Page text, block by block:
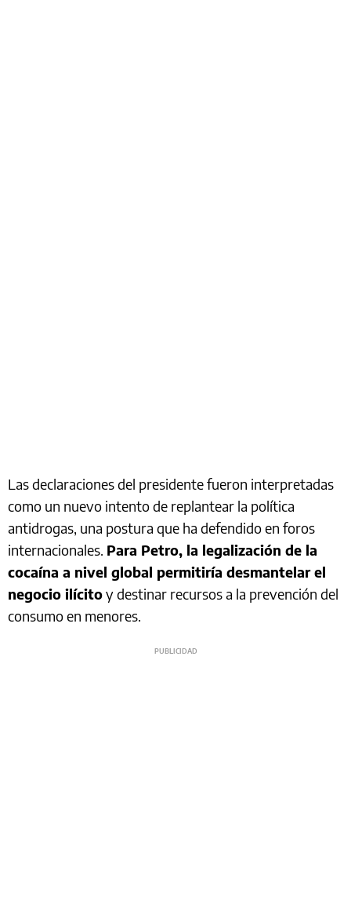
Las declaraciones del presidente fueron interpretadas
como un nuevo intento de replantear la política
antidrogas, una postura que ha defendido en foros
internacionales. Para Petro, la legalización de la
cocaína a nivel global permitiría desmantelar el
negocio ilícitoy destinar recursos a la prevención del
consumo en menores.